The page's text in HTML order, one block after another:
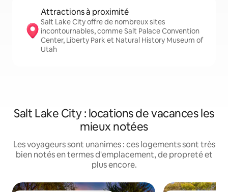
Attractions à proximité
Salt Lake City offre de nombreux sites
incontournables, comme Salt Palace Convention
Center, Liberty Park et Natural History Museum of
Utah
Salt Lake City : locations de vacances les
mieux notées
Les voyageurs sont unanimes : ces logements sont très
bien notés en termes d'emplacement, de propreté et
plus encore.